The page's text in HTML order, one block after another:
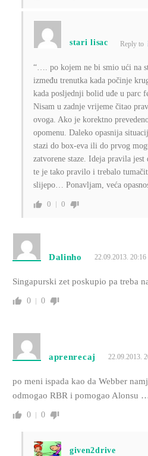
stari lisac Reply to
“…. po kojem ne bi smio ući na
između trenutka kada počinje
kada posljednji bolid uđe u parc
Nisam u zadnje vrijeme čitao
ovoga. Ako je korektno
opomenu. Daleko opasnija
stazi do box-eva ili do prvog
zatvorene staze. Ideja pravila
te je tako pravilo i trebalo
slijepo… Ponavljam, veća
0 0
Dalinho 22.09.2013. 20:16
Singapurski zet poskupio pa treba
0 0
aprenrecaj 22.09.2013.
po meni ispada kao da Webber
odmogao RBR i pomogao Alonsu
0 0
given2drive